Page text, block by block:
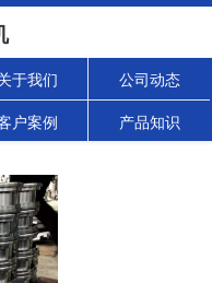
于我们 公司动态
户案例 产品知识